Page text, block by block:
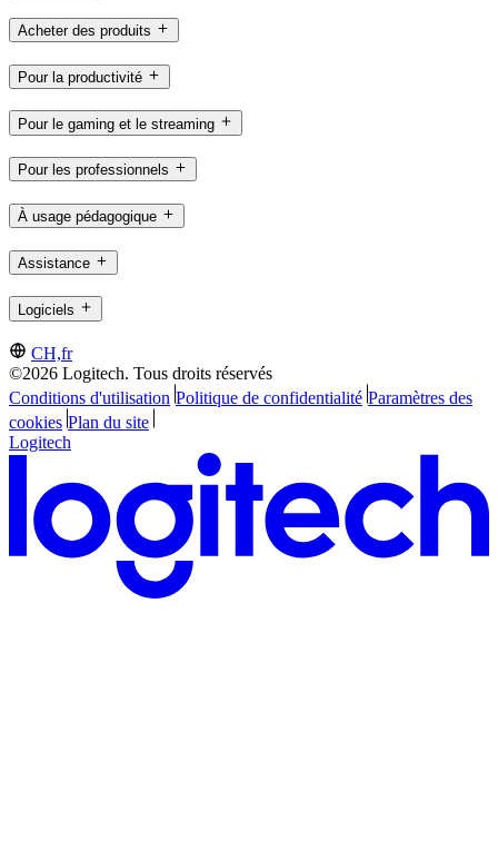
Acheter des produits
Pour la productivité
Pour le gaming et le streaming
Pour les professionnels
À usage pédagogique
Assistance
Logiciels
CH,fr
©2026 Logitech. Tous droits réservés
Conditions d'utilisation Politique de confidentialité Paramètres des
cookies Plan du site
Logitech